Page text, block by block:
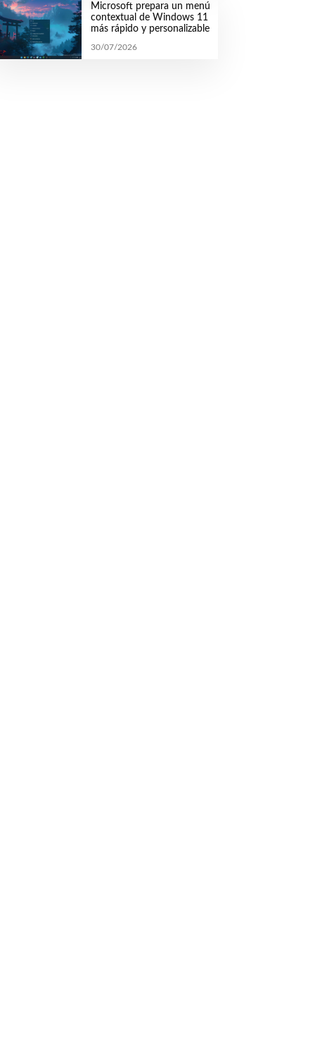
Microsoft prepara un menú
contextual de Windows 11
más rápido y personalizable
30/07/2026